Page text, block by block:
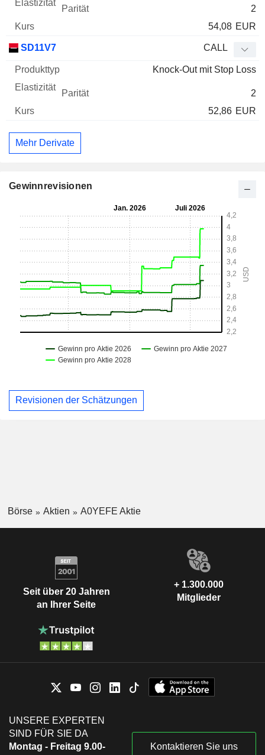
2
54,08 EUR
SD11V7 CALL
Knock-Out mit Stop Loss
2
52,86 EUR
Mehr Derivate
Gewinnrevisionen
Revisionen der Schätzungen
Börse Aktien A0YEFE Aktie
Seit über 20 Jahren
an Ihrer Seite
+ 1.300.000
Mitglieder
UNSERE EXPERTEN
SIND FÜR SIE DA
Montag - Freitag 9.00-
Kontaktieren Sie uns